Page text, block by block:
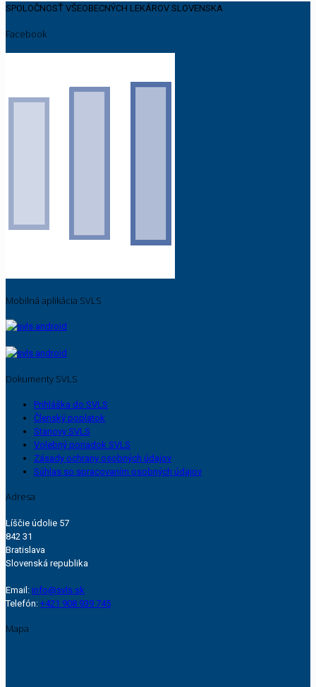
SPOLOČNOSŤ VŠEOBECNÝCH LEKÁROV SLOVENSKA
Facebook
Mobilná aplikácia SVLS
Dokumenty SVLS
Prihláška do SVLS
Členský poplatok
Stanovy SVLS
Volebný poriadok SVLS
Zásady ochrany osobných údajov
Súhlas so spracovaním osobných údajov
Adresa
Líščie údolie 57
842 31
Bratislava
Slovenská republika
Email: info@svls.sk
Telefón: +421 908 939 745
Mapa